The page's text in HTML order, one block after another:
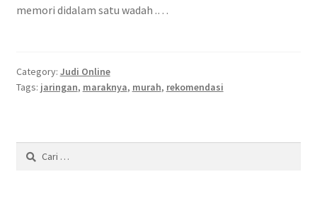
memori didalam satu wadah .…
Category: Judi Online
Tags: jaringan, maraknya, murah, rekomendasi
Cari
untuk: